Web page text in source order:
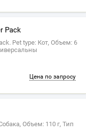
Pack
Pet type: Кот, Объем: 6
Цена по запросу
Объем: 110 г, Тип